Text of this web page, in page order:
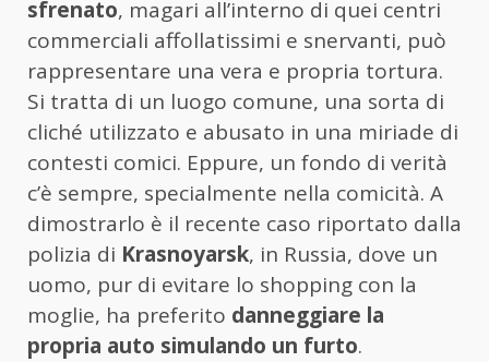
sfrenato, magari all’interno di quei centri
commerciali affollatissimi e snervanti, può
rappresentare una vera e propria tortura.
Si tratta di un luogo comune, una sorta di
cliché utilizzato e abusato in una miriade di
contesti comici. Eppure, un fondo di verità
c’è sempre, specialmente nella comicità. A
dimostrarlo è il recente caso riportato dalla
polizia di Krasnoyarsk, in Russia, dove un
uomo, pur di evitare lo shopping con la
moglie, ha preferito danneggiare la
propria auto simulando un furto.